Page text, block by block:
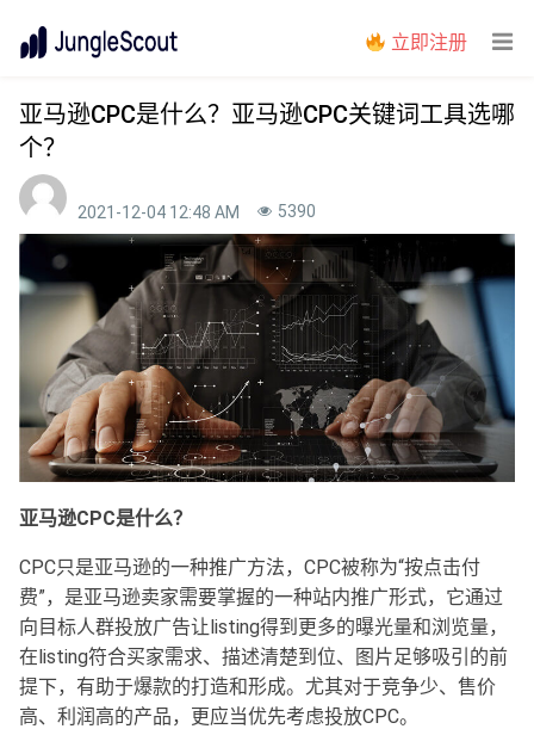
立即注册
亚马逊CPC是什么？亚马逊CPC关键词工具选哪
个？
2021-12-04 12:48 AM 5390
亚马逊CPC是什么？
CPC只是亚马逊的一种推广方法，CPC被称为“按点击付
费”，是亚马逊卖家需要掌握的一种站内推广形式，它通过
向目标人群投放广告让listing得到更多的曝光量和浏览量，
在listing符合买家需求、描述清楚到位、图片足够吸引的前
提下，有助于爆款的打造和形成。尤其对于竞争少、售价
高、利润高的产品，更应当优先考虑投放CPC。